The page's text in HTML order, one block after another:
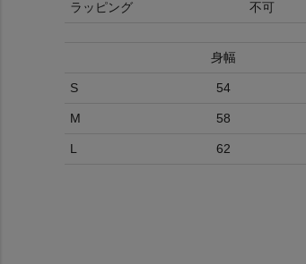
ラッピング 不可
身幅
S 54
M 58
L 62